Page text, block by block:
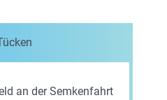
an der Semkenfahrt